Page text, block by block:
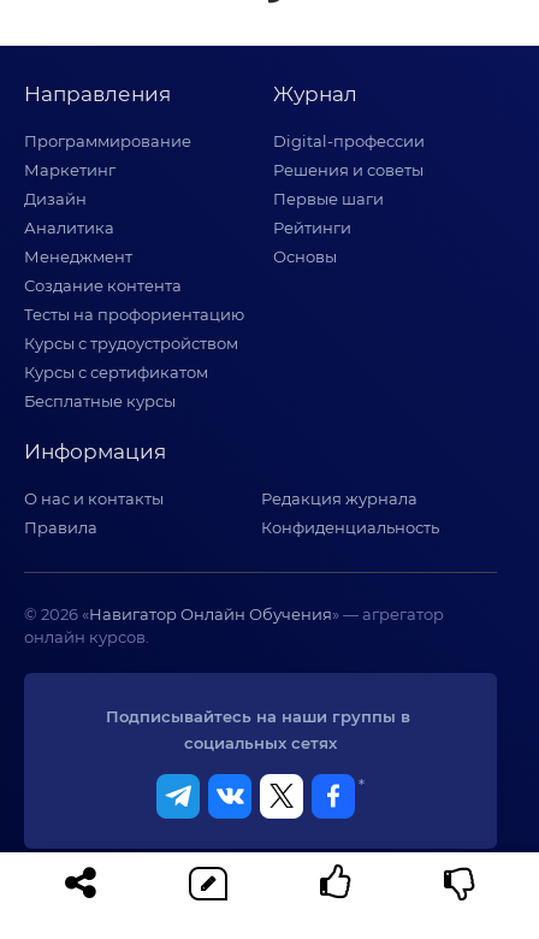
Направления
Программирование
Маркетинг
Дизайн
Аналитика
Менеджмент
Создание контента
Тесты на профориентацию
Курсы с трудоустройством
Курсы с сертификатом
Бесплатные курсы
Журнал
Digital-профессии
Решения и советы
Первые шаги
Рейтинги
Основы
Информация
О нас и контакты
Редакция журнала
Правила
Конфиденциальность
© 2026 «Навигатор Онлайн Обучения» — агрегатор
онлайн курсов.
Подписывайтесь на наши группы в
социальных сетях
*
Реклама. Информация о рекламодателе по ссылкам на странице.